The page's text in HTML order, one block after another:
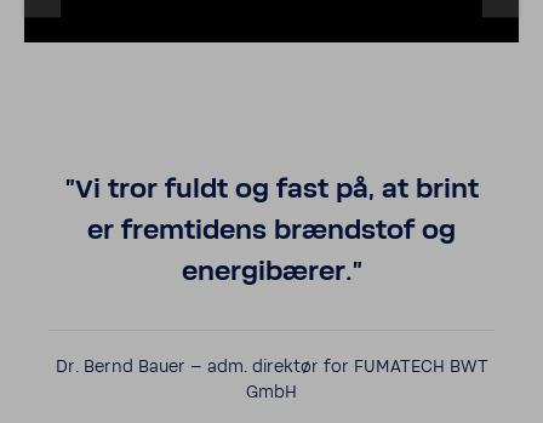
"Vi tror fuldt og fast på, at brint
er fremti­dens brændstof og
energibærer."
Dr. Bernd Bauer – adm. direktør for FUMATECH BWT
GmbH